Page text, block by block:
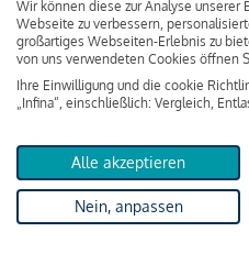
Lesen Sie meine
KreditindexDas
Wir können diese zur Analyse unserer
Webseite zu verbessern,
großartiges Webseiten-Erlebnis zu
von uns verwendeten Cookies öffnen
Ihre Einwilligung und die cookie
„Infina“, einschließlich: Vergleich,
Alle akzeptieren
Nein, anpassen